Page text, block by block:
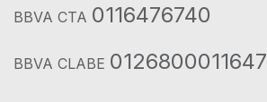
BBVA CTA 0116476740
BBVA CLABE